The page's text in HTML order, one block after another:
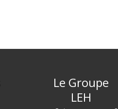
Le Groupe
LEH